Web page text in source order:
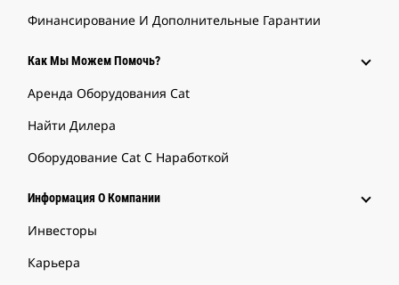
Финансирование И Дополнительные Гарантии
Как Мы Можем Помочь?
Аренда Оборудования Cat
Найти Дилера
Оборудование Cat С Наработкой
Информация О Компании
Инвесторы
Карьера